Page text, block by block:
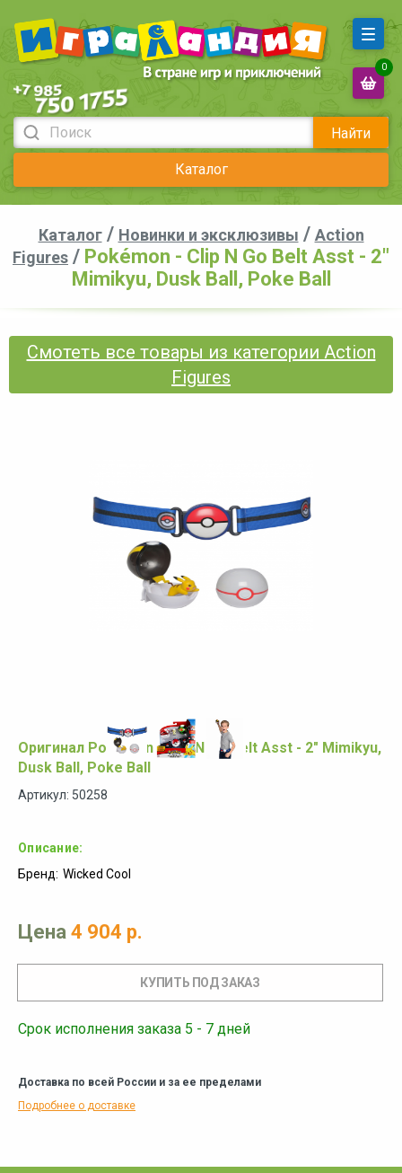
Найти
Каталог
0
Каталог/ Новинки и эксклюзивы / Action
Figures / Pokémon - Clip N Go Belt Asst - 2"
Mimikyu, Dusk Ball, Poke Ball
Смотеть все товары из категории Action
Figures
Оригинал Pokémon - Clip N Go Belt Asst - 2" Mimikyu,
Dusk Ball, Poke Ball
Артикул: 50258
Описание:
Бренд: Wicked Cool
Цена 4 904 р.
Срок исполнения заказа 5 - 7 дней
Доставка по всей России и за ее пределами
Подробнее о доставке